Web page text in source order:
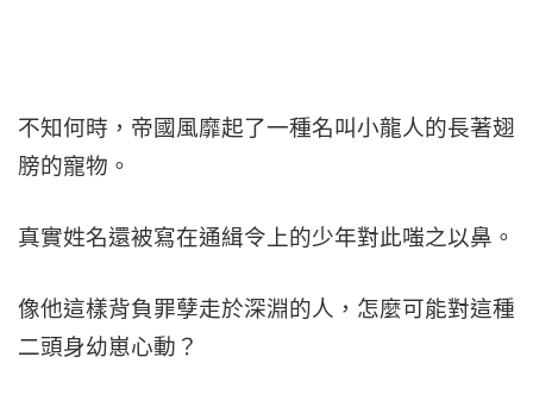
不知何時，帝國風靡起了一種名叫小龍人的長著翅
膀的寵物。
真實姓名還被寫在通緝令上的少年對此嗤之以鼻。
像他這樣背負罪孽走於深淵的人，怎麼可能對這種
二頭身幼崽心動？